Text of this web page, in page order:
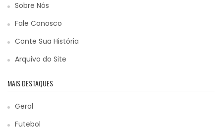
Sobre Nós
Fale Conosco
Conte Sua História
Arquivo do Site
MAIS DESTAQUES
Geral
Futebol